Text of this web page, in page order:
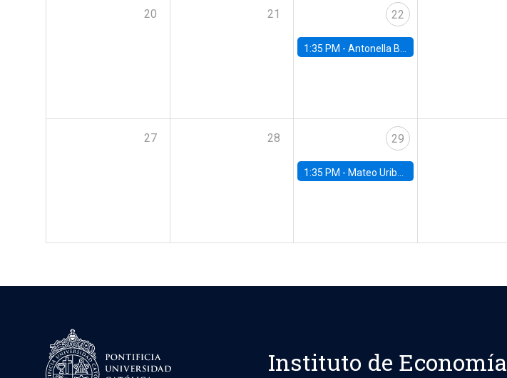
20 21 22
1:35 PM -Antonella Bancalari, Institute for Fiscal Studies (IFS) and Research Associate at University College London (UCL)
27 28 29
1:35 PM - Mateo Uribe-Castro, Universidad de los Andes (Colombia)
Instituto de Economía